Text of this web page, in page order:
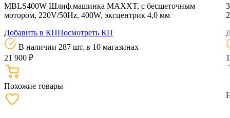
MBLS400W Шлиф.машинка MAXXT, с бесщеточным
мотором, 220V/50Hz, 400W, эксцентрик 4,0 мм
Добавить в КППосмотреть КП
В наличии 287 шт. в 10 магазинах
21 900 ₽
Похожие товары